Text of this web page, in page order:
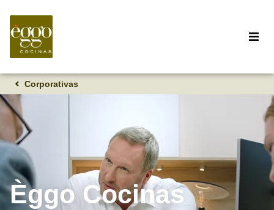
Corporativas
Èggo Cocinas